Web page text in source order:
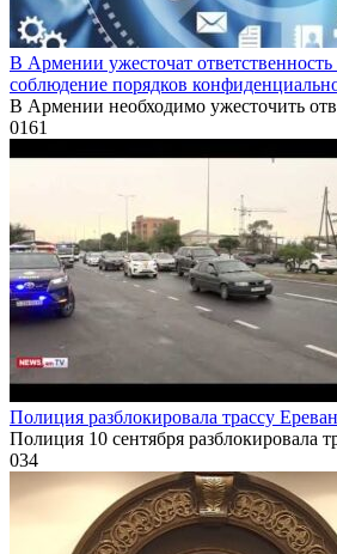
В Армении ужесточат
соблюдение порядков
В Армении необходимо ужесточить
0161
Полиция разблокировала трассу
Полиция 10 сентября разблокировала
034